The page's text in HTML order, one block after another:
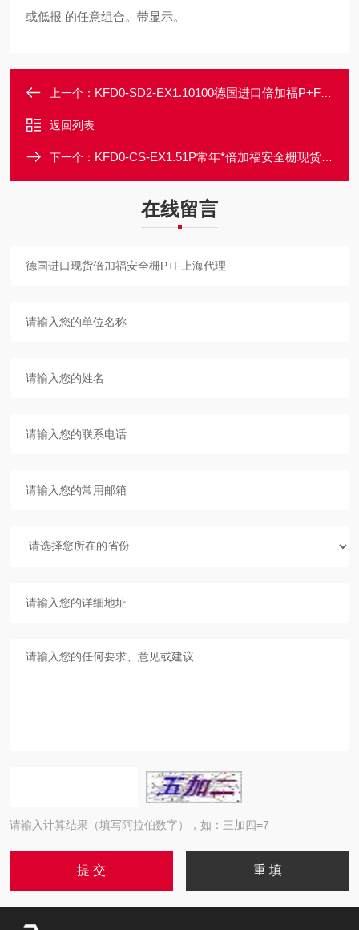
或低报 的任意组合。带显示。
上一个： KFD0-SD2-EX1.10100德国进口倍加福P+F安全栅大量现货一级代理
返回列表
下一个： KFD0-CS-EX1.51P常年*倍加福安全栅现货当天可发
在线留言
请输入计算结果（填写阿拉伯数字），如：三加四=7